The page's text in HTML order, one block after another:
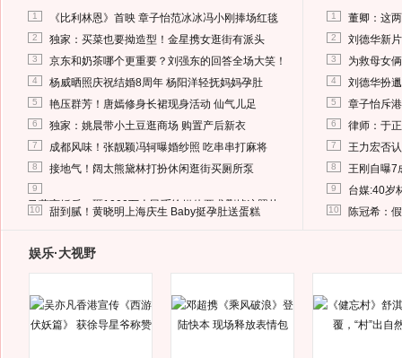
1 《比利林恩》首映 章子怡范冰冰冯小刚捧场红毯
2 独家：买菜也要拗造型！金星携女逛街有派头
3 京东和奶茶哪个更重要？刘强东的回答全场大笑！
4 杨威晒照庆祝结婚8周年 杨阳洋轻抚妈妈孕肚
5 艳压群芳！唐嫣修身长裙现身活动 仙气儿足
6 独家：姚晨带小土豆逛商场 购置产后新衣
7 成都风味！张靓颖冯轲曝婚纱照 吃串串打麻将
8 接地气！阔太熊黛林打扮休闲逛街买厕所泵
9
马蓉离婚后，砸1000万人民币给媒体要求删掉这照片
10 甜到腻！黄晓明上海庆生 Baby挺孕肚送蛋糕
1 董卿：这
2 刘德华新
3 为救母女
4 刘德华扮
5 章子怡斥
6 律师：于
7 王力宏否
8 王刚自曝7
9 台媒:40岁
10 陈冠希：
娱乐·大视野